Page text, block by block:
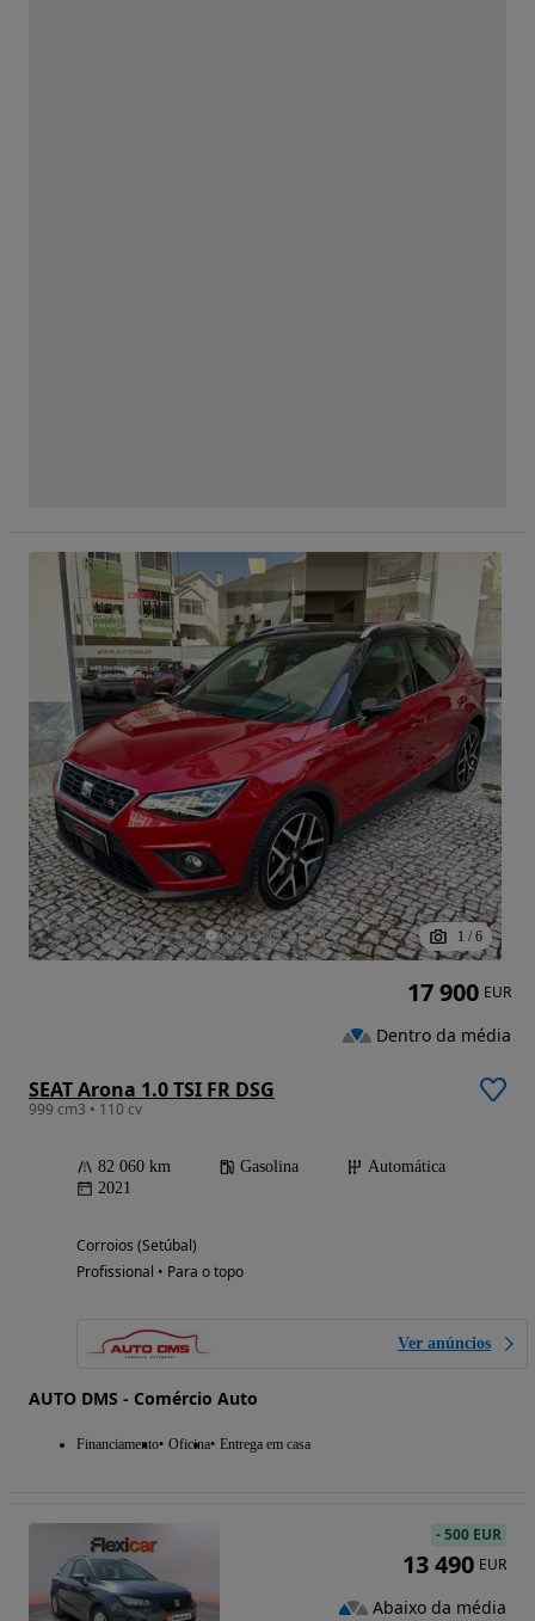
1 / 6
SEAT Arona 1.0 TSI FR DSG
999 cm3 • 110 cv
82 060 km Gasolina
Automática
2021
Corroios (Setúbal)
Profissional • Para o topo
Ver anúncios
AUTO DMS - Comércio Auto
Financiamento Oficina Entrega em casa
17 900 EUR
Dentro da média
-500 EUR
13 490 EUR
Abaixo da média